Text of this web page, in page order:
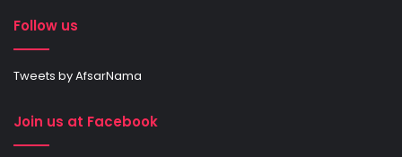
Follow us
Tweets by AfsarNama
Join us at Facebook